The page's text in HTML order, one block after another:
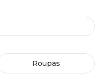
Roupas